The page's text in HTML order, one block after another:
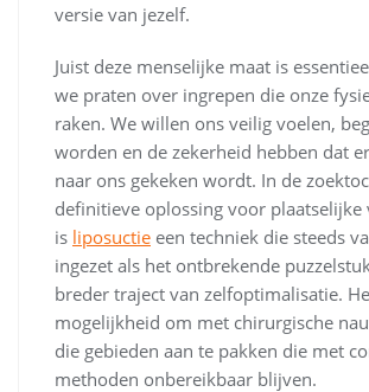
versie van jezelf.
Juist deze menselijke maat is
we praten over ingrepen die onze
raken. We willen ons veilig voelen,
worden en de zekerheid hebben dat
naar ons gekeken wordt. In de
definitieve oplossing voor
is liposuctie een techniek die steeds
ingezet als het ontbrekende
breder traject van zelfoptimalisatie.
mogelijkheid om met chirurgische
die gebieden aan te pakken die met
methoden onbereikbaar blijven.